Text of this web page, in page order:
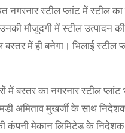
नगरनार स्टील प्लांट में स्टील
मौजूदगी में स्टील उत्पादन
में ही बनेगा। भिलाई स्टील
बस्तर का नगरनार स्टील
अमिताव मुखर्जी के साथ
कंपनी मेकान लिमिटेड के